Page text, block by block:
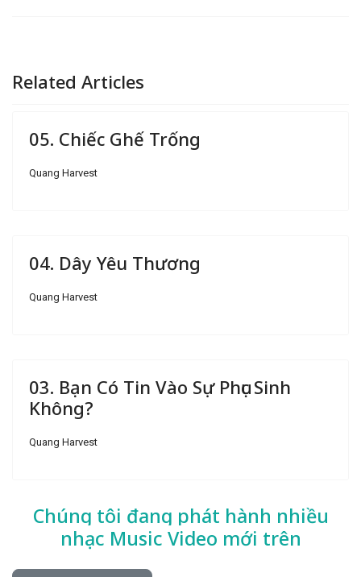
Related Articles
05. Chiếc Ghế Trống
Quang Harvest
04. Dây Yêu Thương
Quang Harvest
03. Bạn Có Tin Vào Sự Phục Sinh
Không?
Quang Harvest
Chúng tôi đang phát hành nhiều
nhạc Music Video mới trên